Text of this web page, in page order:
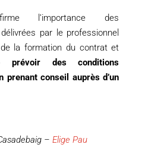
l’importance des
par le professionnel
la formation du contrat et
prévoir des conditions
prenant conseil auprès d’un
– Elige Pau